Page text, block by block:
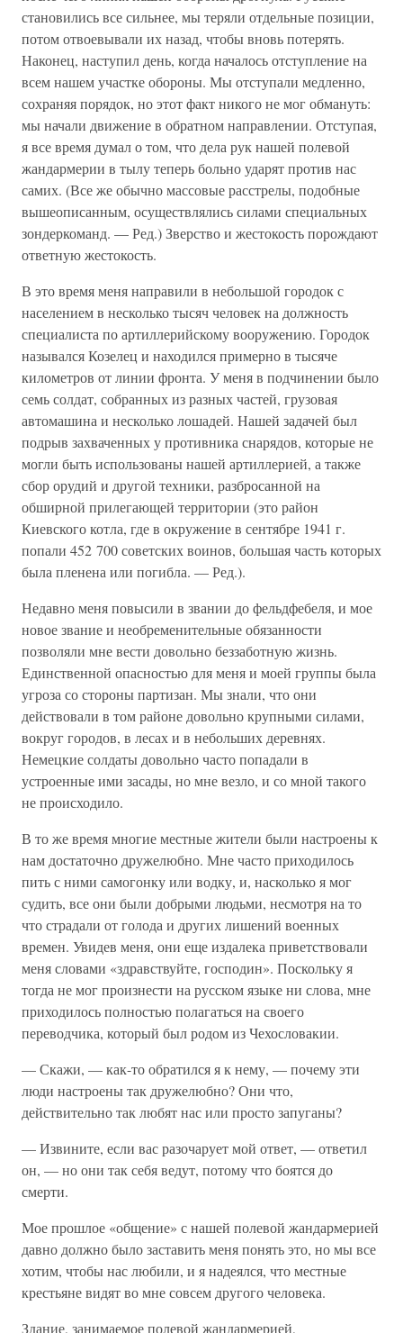
становились все сильнее, мы теряли отдельные позиции,
потом отвоевывали их назад, чтобы вновь потерять.
Наконец, наступил день, когда началось отступление на
всем нашем участке обороны. Мы отступали медленно,
сохраняя порядок, но этот факт никого не мог обмануть:
мы начали движение в обратном направлении. Отступая,
я все время думал о том, что дела рук нашей полевой
жандармерии в тылу теперь больно ударят против нас
самих. (Все же обычно массовые расстрелы, подобные
вышеописанным, осуществлялись силами специальных
зондеркоманд. — Ред.) Зверство и жестокость порождают
ответную жестокость.
В это время меня направили в небольшой городок с
населением в несколько тысяч человек на должность
специалиста по артиллерийскому вооружению. Городок
назывался Козелец и находился примерно в тысяче
километров от линии фронта. У меня в подчинении было
семь солдат, собранных из разных частей, грузовая
автомашина и несколько лошадей. Нашей задачей был
подрыв захваченных у противника снарядов, которые не
могли быть использованы нашей артиллерией, а также
сбор орудий и другой техники, разбросанной на
обширной прилегающей территории (это район
Киевского котла, где в окружение в сентябре 1941 г.
попали 452 700 советских воинов, большая часть которых
была пленена или погибла. — Ред.).
Недавно меня повысили в звании до фельдфебеля, и мое
новое звание и необременительные обязанности
позволяли мне вести довольно беззаботную жизнь.
Единственной опасностью для меня и моей группы была
угроза со стороны партизан. Мы знали, что они
действовали в том районе довольно крупными силами,
вокруг городов, в лесах и в небольших деревнях.
Немецкие солдаты довольно часто попадали в
устроенные ими засады, но мне везло, и со мной такого
не происходило.
В то же время многие местные жители были настроены к
нам достаточно дружелюбно. Мне часто приходилось
пить с ними самогонку или водку, и, насколько я мог
судить, все они были добрыми людьми, несмотря на то
что страдали от голода и других лишений военных
времен. Увидев меня, они еще издалека приветствовали
меня словами «здравствуйте, господин». Поскольку я
тогда не мог произнести на русском языке ни слова, мне
приходилось полностью полагаться на своего
переводчика, который был родом из Чехословакии.
— Скажи, — как-то обратился я к нему, — почему эти
люди настроены так дружелюбно? Они что,
действительно так любят нас или просто запуганы?
— Извините, если вас разочарует мой ответ, — ответил
он, — но они так себя ведут, потому что боятся до
смерти.
Мое прошлое «общение» с нашей полевой жандармерией
давно должно было заставить меня понять это, но мы все
хотим, чтобы нас любили, и я надеялся, что местные
крестьяне видят во мне совсем другого человека.
Здание, занимаемое полевой жандармерией,